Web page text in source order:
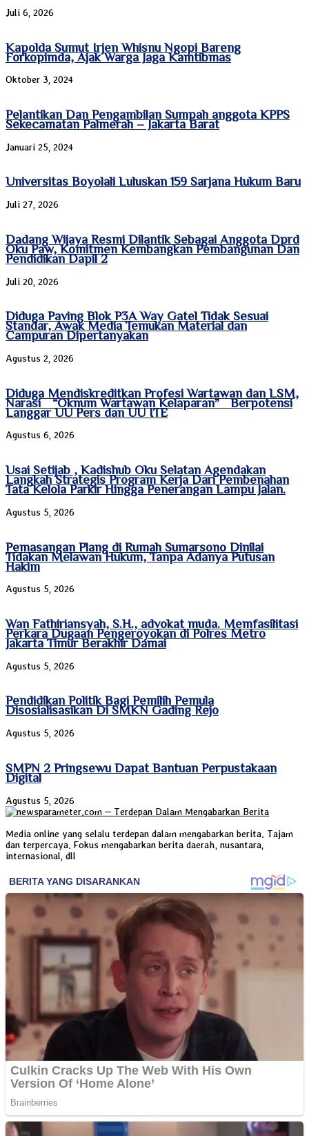
Juli 6, 2026
Kapolda Sumut Irjen Whisnu Ngopi Bareng
Forkopimda, Ajak Warga Jaga Kamtibmas
Oktober 3, 2024
Pelantikan Dan Pengambilan Sumpah anggota KPPS
Sekecamatan Palmerah – Jakarta Barat
Januari 25, 2024
Universitas Boyolali Luluskan 159 Sarjana Hukum Baru
Juli 27, 2026
Dadang Wijaya Resmi Dilantik Sebagai Anggota Dprd
Oku Paw, Komitmen Kembangkan Pembangunan Dan
Pendidikan Dapil 2
Juli 20, 2026
Diduga Paving Blok P3A Way Gatel Tidak Sesuai
Standar, Awak Media Temukan Material dan
Campuran Dipertanyakan
Agustus 2, 2026
Diduga Mendiskreditkan Profesi Wartawan dan LSM,
Narasi “Oknum Wartawan Kelaparan” Berpotensi
Langgar UU Pers dan UU ITE
Agustus 6, 2026
Usai Setijab , Kadishub Oku Selatan Agendakan
Langkah Strategis Program Kerja Dari Pembenahan
Tata Kelola Parkir Hingga Penerangan Lampu Jalan.
Agustus 5, 2026
Pemasangan Plang di Rumah Sumarsono Dinilai
Tidakan Melawan Hukum, Tanpa Adanya Putusan
Hakim
Agustus 5, 2026
Wan Fathiriansyah, S.H., advokat muda. Memfasilitasi
Perkara Dugaan Pengeroyokan di Polres Metro
Jakarta Timur Berakhir Damai
Agustus 5, 2026
Pendidikan Politik Bagi Pemilih Pemula
Disosialisasikan Di SMKN Gading Rejo
Agustus 5, 2026
SMPN 2 Pringsewu Dapat Bantuan Perpustakaan
Digital
Agustus 5, 2026
Media online yang selalu terdepan dalam mengabarkan berita. Tajam
dan terpercaya. Fokus mengabarkan berita daerah, nusantara,
internasional, dll